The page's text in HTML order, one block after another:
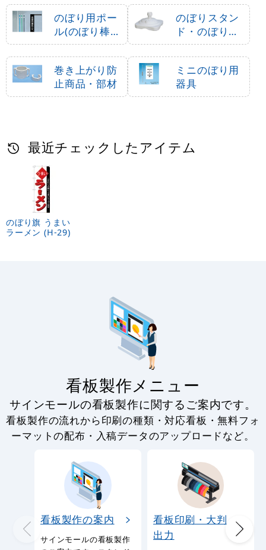
のぼり用ポー
ル(のぼり棒・
竿)
のぼりスタン
ド・のぼり立
て台
巻き上がり防
止商品・部材
ミニのぼり用
器具
最近チェックしたアイテム
のぼり旗 うまい
ラーメン (H-29)
看板製作メニュー
サインモールの看板製作に関するご案内です。
看板製作の流れから印刷の種類・対応看板・無料フォ
ーマットの配布・入稿データのアップロードなど。
看板製作の案内
サインモールの看板製作
看板印刷・大判
出力